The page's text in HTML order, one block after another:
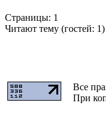
Страницы: 1
Читают тему (гостей: 1)
Все
При